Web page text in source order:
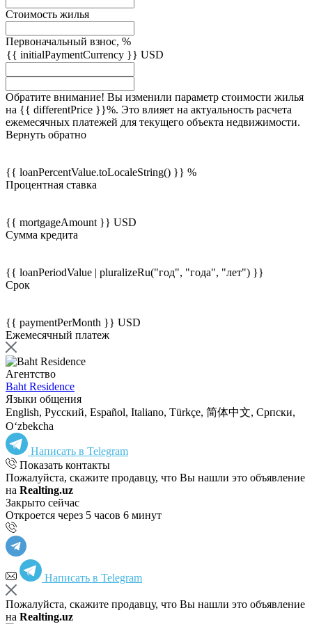
Стоимость жилья
Первоначальный взнос, %
{{ initialPaymentCurrency }} USD
Обратите внимание! Вы изменили параметр стоимости жилья
на {{ differentPrice }}%. Это влияет на актуальность расчета
ежемесячных платежей для текущего объекта недвижимости.
Вернуть обратно
{{ loanPercentValue.toLocaleString() }} %
Процентная ставка
{{ mortgageAmount }} USD
Сумма кредита
{{ loanPeriodValue | pluralizeRu("год", "года", "лет") }}
Срок
{{ paymentPerMonth }} USD
Ежемесячный платеж
Агентство
Baht Residence
Языки общения
English, Русский, Español, Italiano, Türkçe, 简体中文, Српски,
Oʻzbekcha
Написать в Telegram
Показать контакты
Пожалуйста, скажите продавцу, что Вы нашли это объявление
на Realting.uz
Закрыто сейчас
Откроется через 5 часов 6 минут
Написать в Telegram
Пожалуйста, скажите продавцу, что Вы нашли это объявление
на Realting.uz